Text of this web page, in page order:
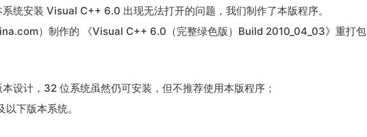
统安装 Visual C++ 6.0 出现无法打开的问题，我们制作了本版程序。
）制作的 《Visual C++ 6.0（完整绿色版）Build 2010_04_03》重打包
设计，32 位系统虽然仍可安装，但不推荐使用本版程序；
下版本系统。